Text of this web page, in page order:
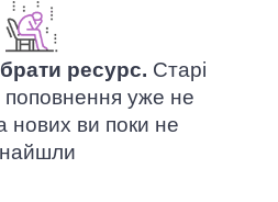
ресурс. Старі
поповнення уже не
нових ви поки не